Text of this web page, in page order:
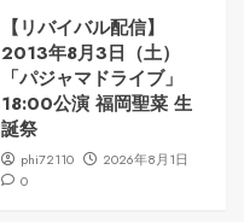
【リバイバル配信】
2013年8月3日（土）
「パジャマドライブ」
18:00公演 福岡聖菜 生
誕祭
phi72110
2026年8月1日
0